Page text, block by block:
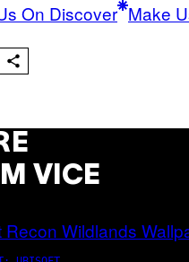
On Discover Make
VICE